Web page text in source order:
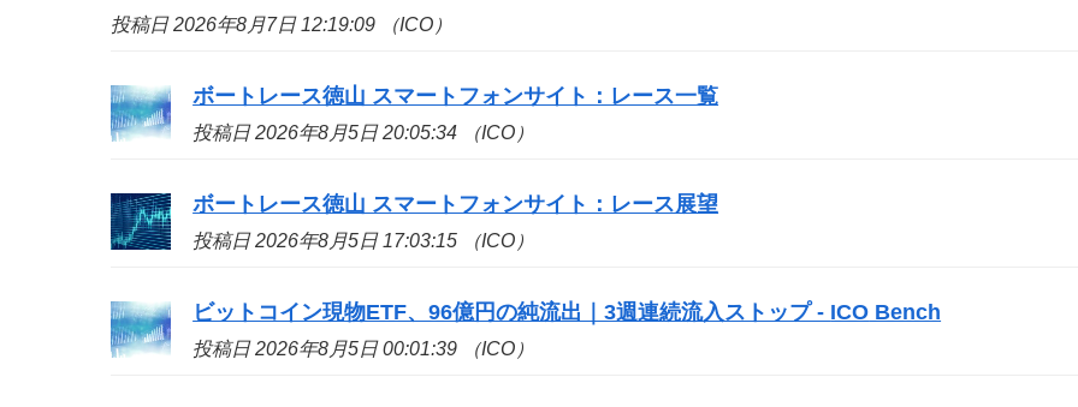
投稿日 2026年8月7日 12:19:09 （ICO）
ボートレース徳山 スマートフォンサイト：レース一覧
投稿日 2026年8月5日 20:05:34 （ICO）
ボートレース徳山 スマートフォンサイト：レース展望
投稿日 2026年8月5日 17:03:15 （ICO）
ビットコイン現物ETF、96億円の純流出｜3週連続流入ストップ - ICO Bench
投稿日 2026年8月5日 00:01:39 （ICO）